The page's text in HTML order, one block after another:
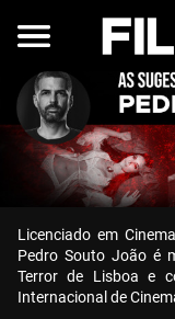
Licenciado em
Pedro Souto João é
Terror de Lisboa e
Internacional de